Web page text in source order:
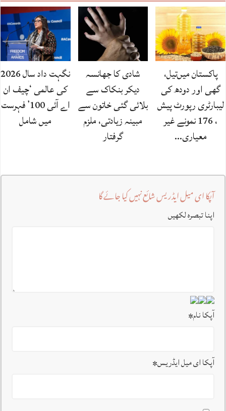
پاکستان میں‌تیل،
گھی اور دودھ کی
لیبارٹری رپورٹ پیش
، 176 نمونے غیر
معیاری…
شادی کا جھانسہ
دیکر بنکاک سے
بلائی گئی خاتون سے
مبینہ زیادتی، ملزم
گرفتار
نگہت داد سال 2026
کی عالمی ‘چیف ان
اے آئی 100’ فہرست
میں شامل
آپکا ای میل ایڈریس شائع نہیں کیا جائے گا
اپنا تبصرہ لکھیں
آپکا نام*
آپکا ای میل ایڈریس*